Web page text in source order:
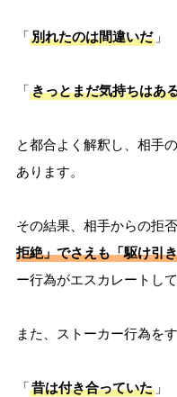
「別れたのは間違いだ」
「きっとまだ気持ちはあ
と都合よく解釈し、相手
あります。
その結果、相手からの拒
拒絶」でさえも「駆け引
ー行為がエスカレートして
また、ストーカー行為を
「昔は付き合っていた」